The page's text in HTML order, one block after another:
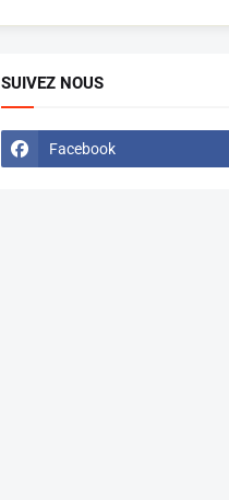
SUIVEZ NOUS
Facebook